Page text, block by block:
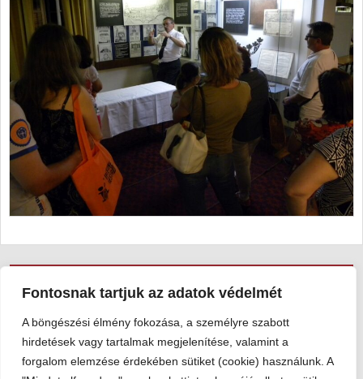
Fontosnak tartjuk az adatok védelmét
A böngészési élmény fokozása, a személyre szabott
hirdetések vagy tartalmak megjelenítése, valamint a
forgalom elemzése érdekében sütiket (cookie) használunk. A
Viski Károly Múzeum Kalocsa
351
© 2026 Viski Károly Múzeum Kalocsa